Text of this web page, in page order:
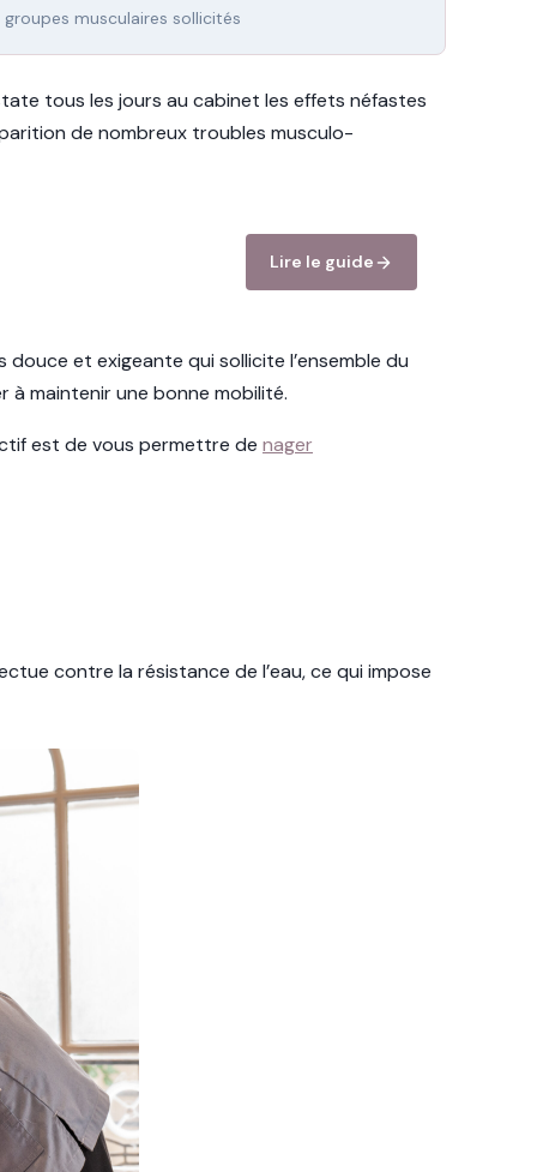
groupes musculaires sollicités
tous les jours au cabinet les effets néfastes
de nombreux troubles musculo-
Lire le guide
et exigeante qui sollicite l’ensemble du
à maintenir une bonne mobilité.
est de vous permettre de nager
contre la résistance de l’eau, ce qui impose